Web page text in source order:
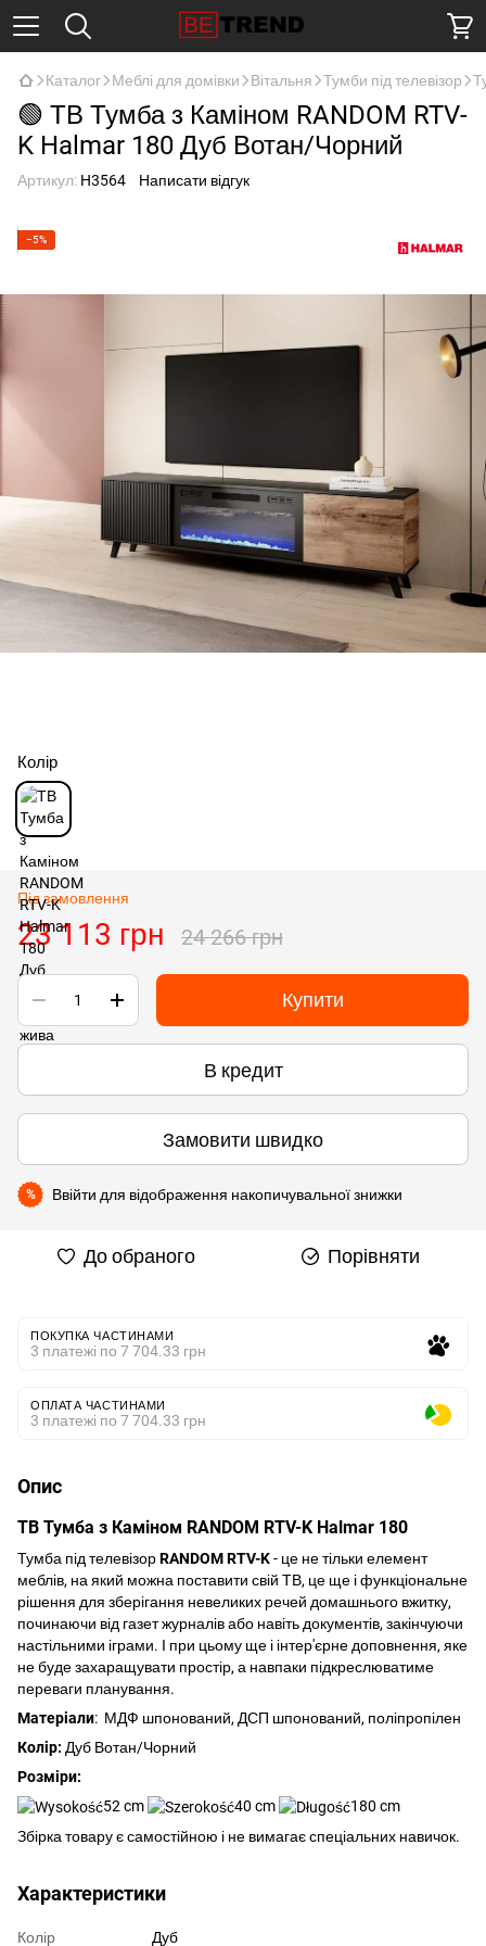
Каталог Меблі для домівки Вітальня Тумби під телевізор
🟢 ТВ Тумба з Каміном RANDOM RTV-
K Halmar 180 Дуб Вотан/Чорний
Артикул: H3564 Написати відгук
−5%
Колір
Під замовлення
23 113 грн 24 266 грн
Купити
В кредит
Замовити швидко
% Ввійти для відображення накопичувальної знижки
До обраного Порівняти
ПОКУПКА ЧАСТИНАМИ
3 платежі по 7 704.33 грн
ОПЛАТА ЧАСТИНАМИ
3 платежі по 7 704.33 грн
Опис
ТВ Тумба з Каміном RANDOM RTV-K Halmar 180
Тумба під телевізорRANDOM RTV-K- це не тільки елемент
меблів, на який можна поставити свій ТВ, це ще і функціональне
рішення для зберігання невеликих речей домашнього вжитку,
починаючи від газет журналів або навіть документів, закінчуючи
настільними іграми. І при цьому ще і інтер'єрне доповнення, яке
не буде захаращувати простір, а навпаки підкреслюватиме
переваги планування.
Матеріали: МДФ шпонований, ДСП шпонований, поліпропілен
Колір: Дуб Вотан/Чорний
Розміри:
52 cm
40 cm
180 cm
Збірка товару є самостійною і не вимагає спеціальних навичок.
Характеристики
Колір Дуб